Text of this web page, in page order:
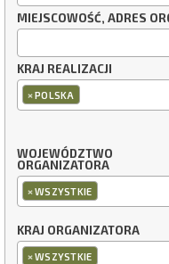
MIEJSCOWOŚĆ, ADRES
KRAJ REALIZACJI
×POLSKA
WOJEWÓDZTWO
ORGANIZATORA
×WSZYSTKIE
KRAJ ORGANIZATORA
×WSZYSTKIE